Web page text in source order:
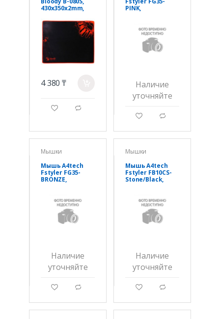
430x350x2mm,
4 380 ₸
g d
PINK,
беспроводная
Наличие
уточняйте
g d
Мышки
Мышь A4tech
Fstyler FG35-
BRONZE,
беспроводная
Наличие
уточняйте
g d
Мышки
Мышь A4tech
Fstyler FB10CS-
Stone/Black,
беспроводная
BT+2,4G
Наличие
уточняйте
g d